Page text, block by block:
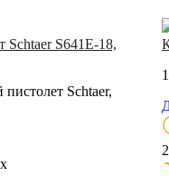
Schtaer S641E-18,
Schtaer,